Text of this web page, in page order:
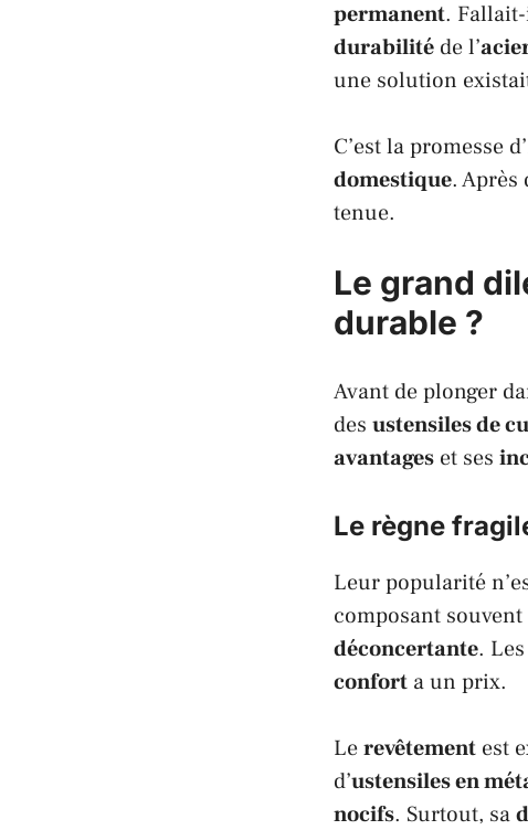
permanent.
durabilité de l’
une solution
C’est la promesse d’
domestique. Après
tenue.
Le grand
durable ?
Avant de plonger
des ustensiles de
avantages et ses
Le règne
Leur popularité
composant
déconcertante. Les
confort a un prix.
Lerevêtement est
d’ustensiles en
nocifs. Surtout, sa